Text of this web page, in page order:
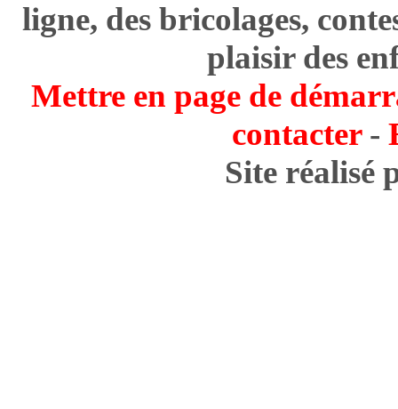
ligne, des bricolages,
plaisir des
Mettre en page de
contacter-
Site réalisé